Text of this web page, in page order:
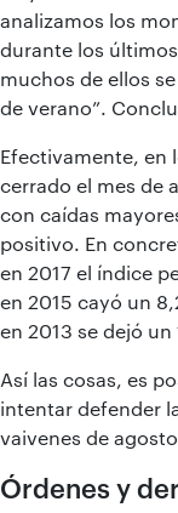
analizamos los
durante los
muchos de ellos
de verano”.
Efectivamente, en
cerrado el mes de
con caídas
positivo. En
en 2017 el índice
en 2015 cayó un
en 2013 se dejó un
Así las cosas, es
intentar defender
vaivenes de agosto.
Órdenes y